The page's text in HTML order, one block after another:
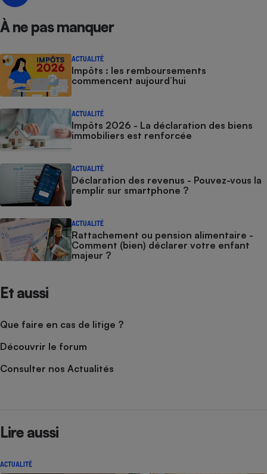
À ne pas manquer
ACTUALITÉ
Impôts : les remboursements
commencent aujourd’hui
ACTUALITÉ
Impôts 2026 - La déclaration des biens
immobiliers est renforcée
ACTUALITÉ
Déclaration des revenus - Pouvez-vous la
remplir sur smartphone ?
ACTUALITÉ
Rattachement ou pension alimentaire -
Comment (bien) déclarer votre enfant
majeur ?
Et aussi
Que faire en cas de litige ?
Découvrir le forum
Consulter nos Actualités
Lire aussi
ACTUALITÉ